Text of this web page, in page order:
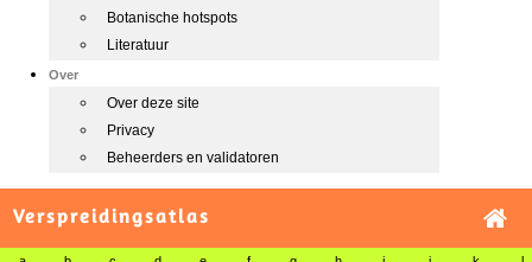
Botanische hotspots
Literatuur
Over
Over deze site
Privacy
Beheerders en validatoren
Verspreidingsatlas